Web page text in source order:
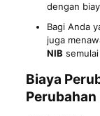
dengan
Bagi Anda
juga
NIB
Biaya
Perubahan